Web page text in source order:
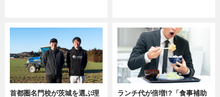
首都圏名門校が茨城を選ぶ理
ランチ代が倍増!?「食事補助